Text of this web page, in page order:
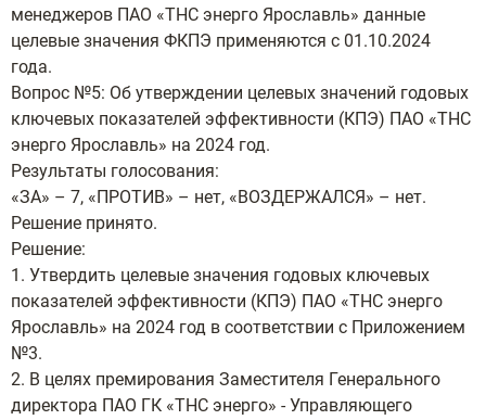
менеджеров ПАО «ТНС энерго Ярославль» данные
целевые значения ФКПЭ применяются с 01.10.2024
года.
Вопрос №5: Об утверждении целевых значений годовых
ключевых показателей эффективности (КПЭ) ПАО «ТНС
энерго Ярославль» на 2024 год.
Результаты голосования:
«ЗА» – 7, «ПРОТИВ» – нет, «ВОЗДЕРЖАЛСЯ» – нет.
Решение принято.
Решение:
1. Утвердить целевые значения годовых ключевых
показателей эффективности (КПЭ) ПАО «ТНС энерго
Ярославль» на 2024 год в соответствии с Приложением
№3.
2. В целях премирования Заместителя Генерального
директора ПАО ГК «ТНС энерго» - Управляющего